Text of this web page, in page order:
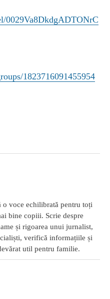
0029Va8DkdgADTONrC
1823716091455954
voce echilibrată pentru toți
bine copiii. Scrie despre
și rigoarea unui jurnalist,
verifică informațiile și
util pentru familie.